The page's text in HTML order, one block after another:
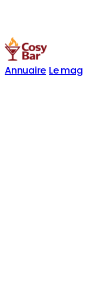
Annuaire Le mag